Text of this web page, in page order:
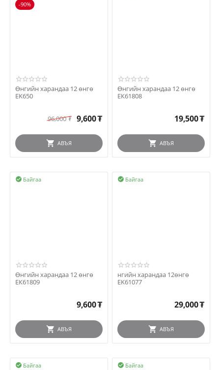
-90%
Өнгийн харандаа 12 өнгө
EK650
96,000₮ 9,600₮
АВЪЯ
Өнгийн харандаа 12 өнгө
ЕК61808
19,500₮
АВЪЯ
Байгаа

Өнгийн харандаа 12 өнгө
ЕК61809
9,600₮
АВЪЯ
Байгаа

нгийн харандаа 12өнгө
EK61077
29,000₮
АВЪЯ
Байгаа
 Байгаа
